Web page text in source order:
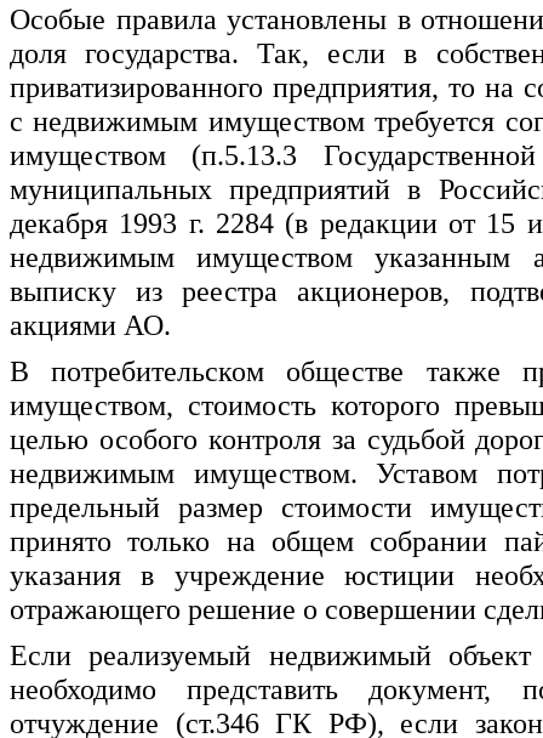
Особые правила установлены в
доля государства. Так, если в
приватизированного предприятия, то
с недвижимым имуществом требуется
имуществом (п.5.13.3
муниципальных предприятий в
декабря 1993 г. 2284 (в редакции от 15
недвижимым имуществом указанным
выписку из реестра акционеров,
акциями АО.
В потребительском обществе также
имуществом, стоимость которого
целью особого контроля за судьбой
недвижимым имуществом. Уставом
предельный размер стоимости
принято только на общем собрании
указания в учреждение юстиции
отражающего решение о совершении
Если реализуемый недвижимый
необходимо представить документ,
отчуждение (ст.346 ГК РФ), если